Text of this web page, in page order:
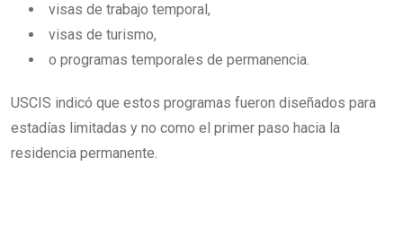
visas de trabajo temporal,
visas de turismo,
o programas temporales de permanencia.
USCIS indicó que estos programas fueron diseñados para
estadías limitadas y no como el primer paso hacia la
residencia permanente.